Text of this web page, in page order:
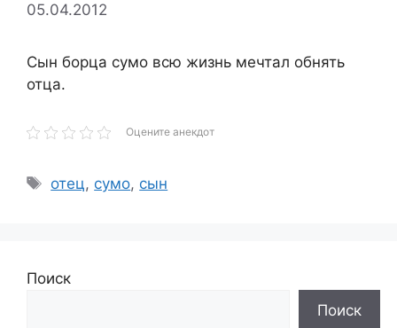
05.04.2012
Сын борца сумо всю жизнь мечтал обнять
отца.
Оцените анекдот
Метки
отец, сумо, сын
Поиск
Поиск